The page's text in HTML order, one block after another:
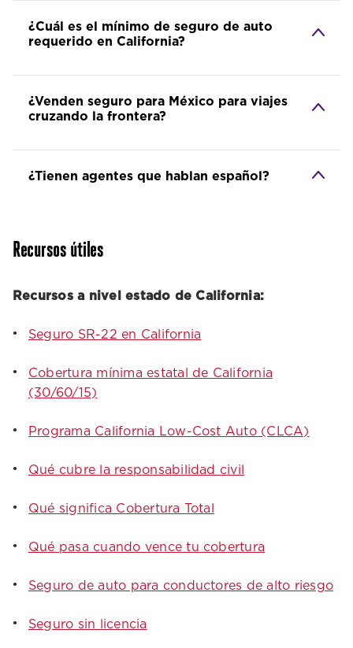
¿Cuál es el mínimo de seguro de auto
requerido en California?
¿Venden seguro para México para viajes
cruzando la frontera?
¿Tienen agentes que hablan español?
Recursos útiles
Recursos a nivel estado de California:
Seguro SR-22 en California
Cobertura mínima estatal de California
(30/60/15)
Programa California Low-Cost Auto (CLCA)
Qué cubre la responsabilidad civil
Qué significa Cobertura Total
Qué pasa cuando vence tu cobertura
Seguro de auto para conductores de alto riesgo
Seguro sin licencia